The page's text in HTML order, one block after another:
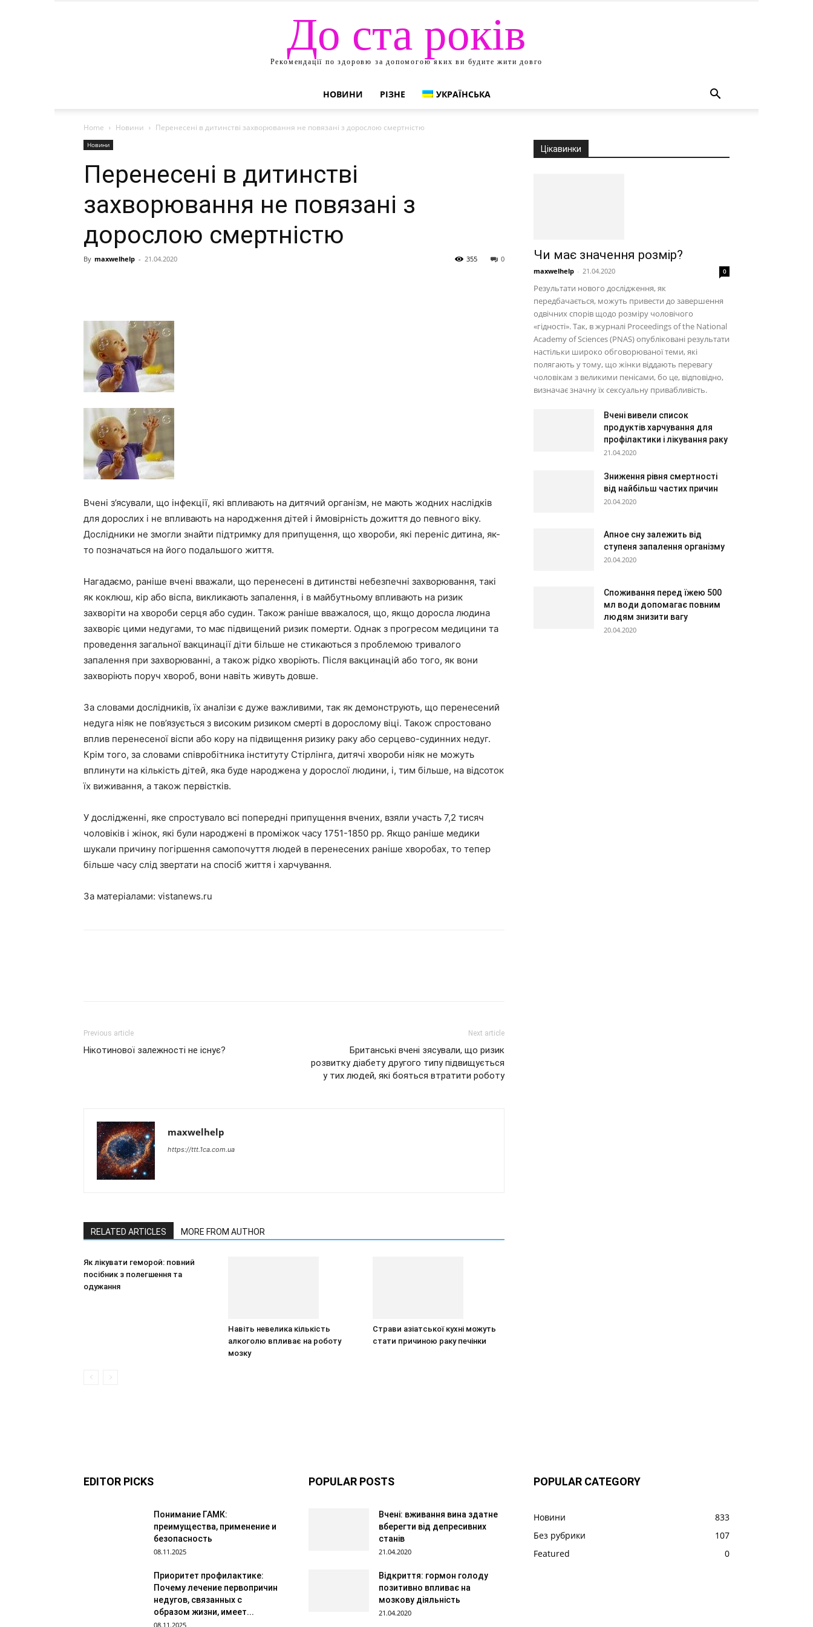
До ста років
Рекомендації по здоровю за допомогою яких ви будите жити довго
НОВИНИ РІЗНЕ УКРАЇНСЬКА
Home Новини Перенесені в дитинстві захворювання не повязані з дорослою смертністю
Новини
Перенесені в дитинстві
захворювання не повязані з
дорослою смертністю
By maxwelhelp - 21.04.2020 0
355
Вчені з’ясували, що інфекції, які впливають на дитячий організм, не мають жодних наслідків
для дорослих і не впливають на народження дітей і ймовірність дожиття до певного віку.
Дослідники не змогли знайти підтримку для припущення, що хвороби, які переніс дитина, як-
то позначаться на його подальшого життя.
Нагадаємо, раніше вчені вважали, що перенесені в дитинстві небезпечні захворювання, такі
як коклюш, кір або віспа, викликають запалення, і в майбутньому впливають на ризик
захворіти на хвороби серця або судин. Також раніше вважалося, що, якщо доросла людина
захворіє цими недугами, то має підвищений ризик померти. Однак з прогресом медицини та
проведення загальної вакцинації діти більше не стикаються з проблемою тривалого
запалення при захворюванні, а також рідко хворіють. Після вакцинацій або того, як вони
захворіють поруч хвороб, вони навіть живуть довше.
За словами дослідників, їх аналізи є дуже важливими, так як демонструють, що перенесений
недуга ніяк не пов’язується з високим ризиком смерті в дорослому віці. Також спростовано
вплив перенесеної віспи або кору на підвищення ризику раку або серцево-судинних недуг.
Крім того, за словами співробітника інституту Стірлінга, дитячі хвороби ніяк не можуть
вплинути на кількість дітей, яка буде народжена у дорослої людини, і, тим більше, на відсоток
їх виживання, а також первістків.
У дослідженні, яке спростувало всі попередні припущення вчених, взяли участь 7,2 тисяч
чоловіків і жінок, які були народжені в проміжок часу 1751-1850 рр. Якщо раніше медики
шукали причину погіршення самопочуття людей в перенесених раніше хворобах, то тепер
більше часу слід звертати на спосіб життя і харчування.
За матеріалами: vistanews.ru
Previous article
Нікотинової залежності не існує?
Next article
Британські вчені зясували, що ризик
розвитку діабету другого типу підвищується
у тих людей, які бояться втратити роботу
maxwelhelp
https://ttt.1ca.com.ua
RELATED ARTICLES MORE FROM AUTHOR
Як лікувати геморой: повний
посібник з полегшення та
одужання
Навіть невелика кількість
алкоголю впливає на роботу
мозку
Страви азіатської кухні можуть
стати причиною раку печінки
Цікавинки
Чи має значення розмір?
maxwelhelp - 21.04.2020 0
Результати нового дослідження, як
передбачається, можуть привести до завершення
одвічних спорів щодо розміру чоловічого
«гідності». Так, в журналі Proceedings of the National
Academy of Sciences (PNAS) опубліковані результати
настільки широко обговорюваної теми, які
полягають у тому, що жінки віддають перевагу
чоловікам з великими пенісами, бо це, відповідно,
визначає значну їх сексуальну привабливість.
Вчені вивели список
продуктів харчування для
профілактики і лікування раку
21.04.2020
Зниження рівня смертності
від найбільш частих причин
20.04.2020
Апное сну залежить від
ступеня запалення організму
20.04.2020
Споживання перед їжею 500
мл води допомагає повним
людям знизити вагу
20.04.2020
EDITOR PICKS
Понимание ГАМК:
преимущества, применение и
безопасность
08.11.2025
Приоритет профилактике:
Почему лечение первопричин
недугов, связанных с
образом жизни, имеет...
08.11.2025
POPULAR POSTS
Вчені: вживання вина здатне
вберегти від депресивних
станів
21.04.2020
Відкриття: гормон голоду
позитивно впливає на
мозкову діяльність
21.04.2020
POPULAR CATEGORY
Новини
833
Без рубрики
107
Featured
0